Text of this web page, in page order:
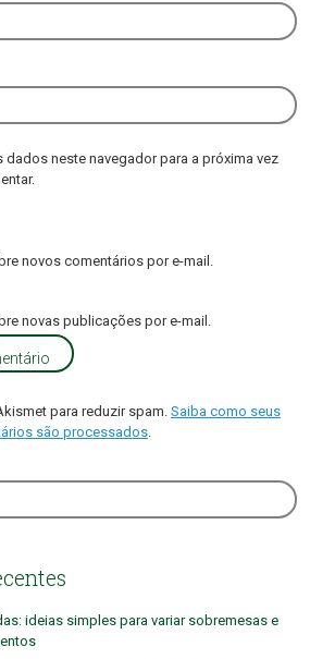
dados neste navegador para a próxima vez
novos comentários por e-mail.
novas publicações por e-mail.
para reduzir spam. Saiba como seus
são processados
ideias simples para variar sobremesas e